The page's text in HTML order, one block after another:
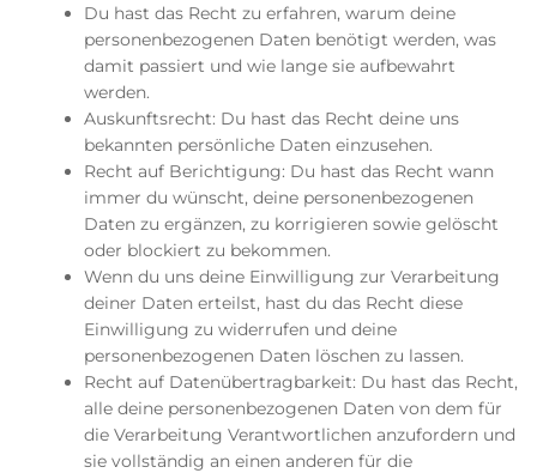
Du hast das Recht zu erfahren, warum deine
personenbezogenen Daten benötigt werden, was
damit passiert und wie lange sie aufbewahrt
werden.
Auskunftsrecht: Du hast das Recht deine uns
bekannten persönliche Daten einzusehen.
Recht auf Berichtigung: Du hast das Recht wann
immer du wünscht, deine personenbezogenen
Daten zu ergänzen, zu korrigieren sowie gelöscht
oder blockiert zu bekommen.
Wenn du uns deine Einwilligung zur Verarbeitung
deiner Daten erteilst, hast du das Recht diese
Einwilligung zu widerrufen und deine
personenbezogenen Daten löschen zu lassen.
Recht auf Datenübertragbarkeit: Du hast das Recht,
alle deine personenbezogenen Daten von dem für
die Verarbeitung Verantwortlichen anzufordern und
sie vollständig an einen anderen für die